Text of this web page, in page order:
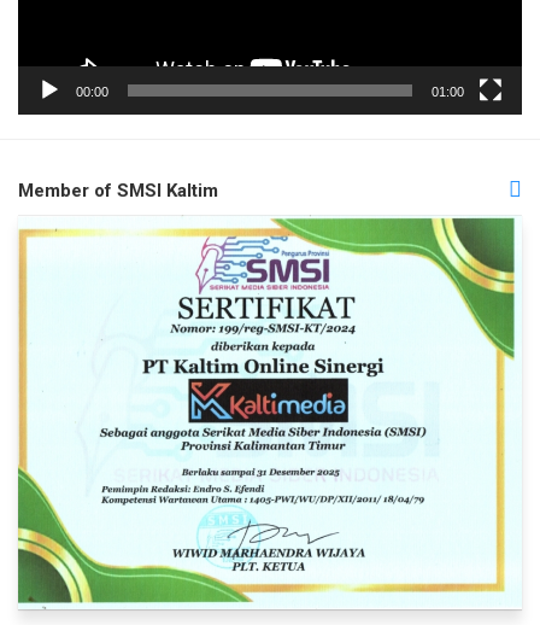
00:00 01:00
Member of SMSI Kaltim